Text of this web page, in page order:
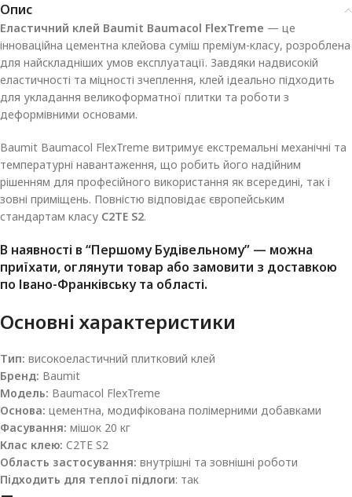
Опис
Еластичний клей Baumit Baumacol FlexTreme — це
інноваційна цементна клейова суміш преміум-класу, розроблена
для найскладніших умов експлуатації. Завдяки надвисокій
еластичності та міцності зчеплення, клей ідеально підходить
для укладання великоформатної плитки та роботи з
деформівними основами.
Baumit Baumacol FlexTreme витримує екстремальні механічні та
температурні навантаження, що робить його надійним
рішенням для професійного використання як всередині, так і
зовні приміщень. Повністю відповідає європейським
стандартам класу C2TE S2.
В наявності в “Першому Будівельному” — можна
приїхати, оглянути товар або замовити з доставкою
по Івано-Франківську та області.
Основні характеристики
Тип: високоеластичний плитковий клей
Бренд: Baumit
Модель: Baumacol FlexTreme
Основа: цементна, модифікована полімерними добавками
Фасування: мішок 20 кг
Клас клею: C2TE S2
Область застосування: внутрішні та зовнішні роботи
Підходить для теплої підлоги: так